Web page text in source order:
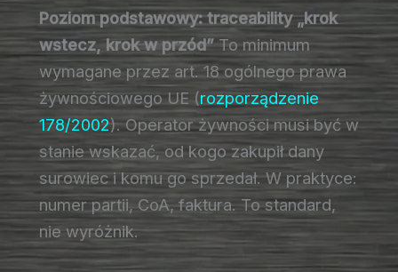
Poziom podstawowy: traceability „krok
wstecz, krok w przód” To minimum
wymagane przez art. 18 ogólnego prawa
żywnościowego UE (rozporządzenie
178/2002). Operator żywności musi być w
stanie wskazać, od kogo zakupił dany
surowiec i komu go sprzedał. W praktyce:
numer partii, CoA, faktura. To standard,
nie wyróżnik.